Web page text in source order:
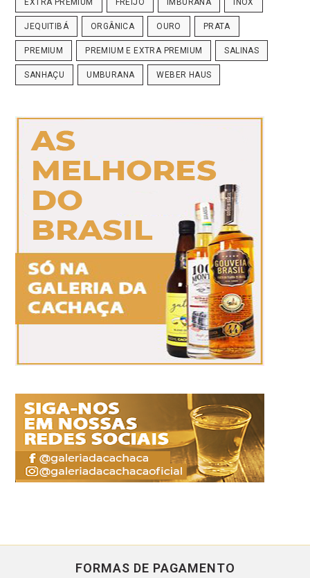
JEQUITIBÁ ORGÂNICA OURO PRATA
PREMIUM PREMIUM E EXTRA PREMIUM SALINAS
SANHAÇU UMBURANA WEBER HAUS
FORMAS DE PAGAMENTO